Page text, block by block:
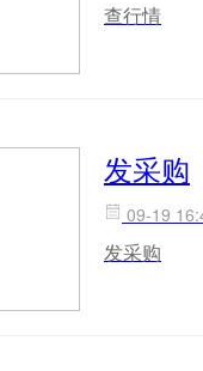
查行情
发采购
09-19
发采购